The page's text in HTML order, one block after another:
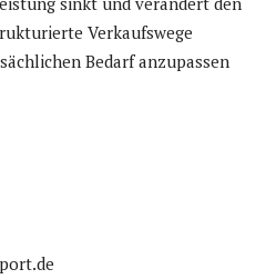
Verkaufswege
Bedarf anzupassen